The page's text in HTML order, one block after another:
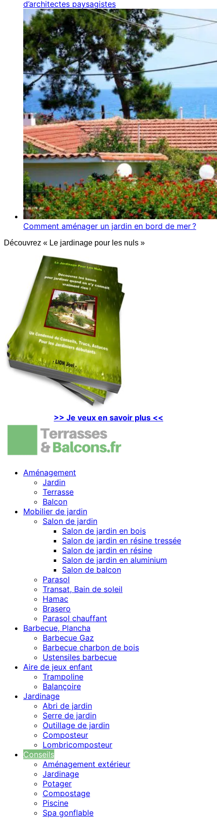
d’architectes paysagistes
Comment aménager un jardin en bord de mer ?
Découvrez « Le jardinage pour les nuls »
>> Je veux en savoir plus <<
Aménagement
Jardin
Terrasse
Balcon
Mobilier de jardin
Salon de jardin
Salon de jardin en bois
Salon de jardin en résine tressée
Salon de jardin en résine
Salon de jardin en aluminium
Salon de balcon
Parasol
Transat, Bain de soleil
Hamac
Brasero
Parasol chauffant
Barbecue, Plancha
Barbecue Gaz
Barbecue charbon de bois
Ustensiles barbecue
Aire de jeux enfant
Trampoline
Balançoire
Jardinage
Abri de jardin
Serre de jardin
Outillage de jardin
Composteur
Lombricomposteur
Conseils
Aménagement extérieur
Jardinage
Potager
Compostage
Piscine
Spa gonflable